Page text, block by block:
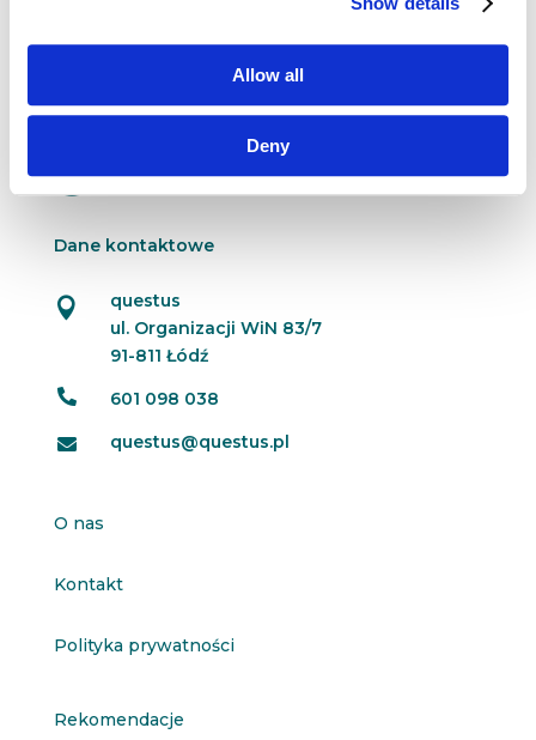
Allow all
Deny
potrafią obrócić się w niwecz w mgnieniu oka.
Należy jednak przyznać, że nawet największe
światowe brandy potrafią...
Dane kontaktowe

questus
ul. Organizacji WiN 83/7
91-811 Łódź
 601 098 038
 questus@questus.pl
O nas
Kontakt
Polityka prywatności
Rekomendacje